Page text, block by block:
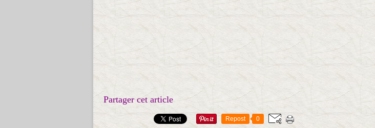
Partager cet article
Repost 0